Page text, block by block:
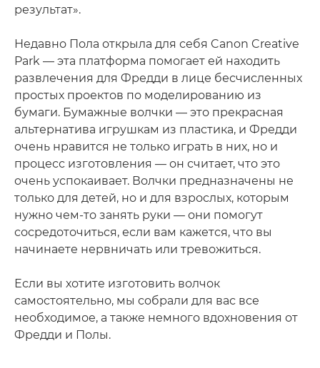
результат».
Недавно Пола открыла для себя Canon Creative
Park — эта платформа помогает ей находить
развлечения для Фредди в лице бесчисленных
простых проектов по моделированию из
бумаги. Бумажные волчки — это прекрасная
альтернатива игрушкам из пластика, и Фредди
очень нравится не только играть в них, но и
процесс изготовления — он считает, что это
очень успокаивает. Волчки предназначены не
только для детей, но и для взрослых, которым
нужно чем-то занять руки — они помогут
сосредоточиться, если вам кажется, что вы
начинаете нервничать или тревожиться.
Если вы хотите изготовить волчок
самостоятельно, мы собрали для вас все
необходимое, а также немного вдохновения от
Фредди и Полы.